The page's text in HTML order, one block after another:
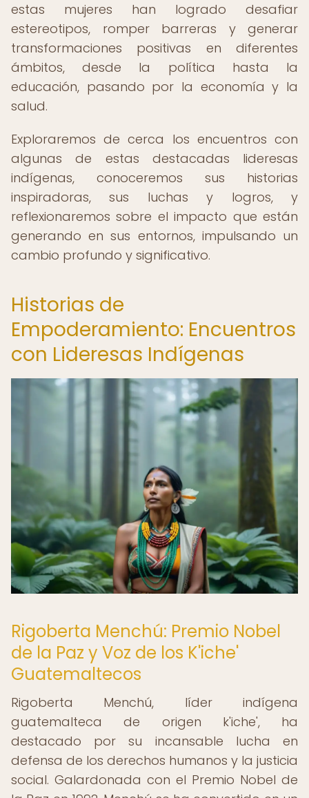
estas mujeres han logrado desafiar
estereotipos, romper barreras y generar
transformaciones positivas en diferentes
ámbitos, desde la política hasta la
educación, pasando por la economía y la
salud.
Exploraremos de cerca los encuentros con
algunas de estas destacadas lideresas
indígenas, conoceremos sus historias
inspiradoras, sus luchas y logros, y
reflexionaremos sobre el impacto que están
generando en sus entornos, impulsando un
cambio profundo y significativo.
Historias de
Empoderamiento: Encuentros
con Lideresas Indígenas
Rigoberta Menchú: Premio Nobel
de la Paz y Voz de los K'iche'
Guatemaltecos
Rigoberta Menchú, líder indígena
guatemalteca de origen k'iche', ha
destacado por su incansable lucha en
defensa de los derechos humanos y la justicia
social. Galardonada con el Premio Nobel de